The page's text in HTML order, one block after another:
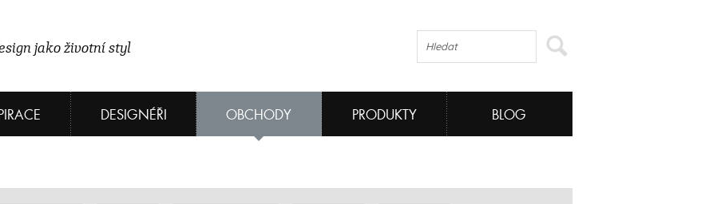
jako životní styl
DESIGNÉŘI OBCHODY PRODUKTY BLOG